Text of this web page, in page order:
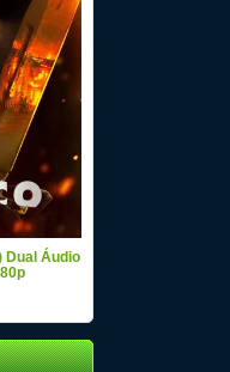
Dual Áudio